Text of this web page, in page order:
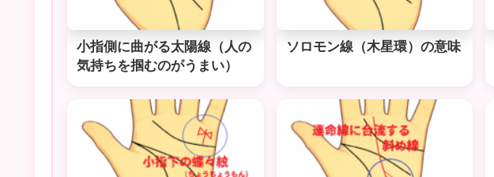
小指側に曲がる太陽線（人の
気持ちを掴むのがうまい）
ソロモン線（木星環）の意味